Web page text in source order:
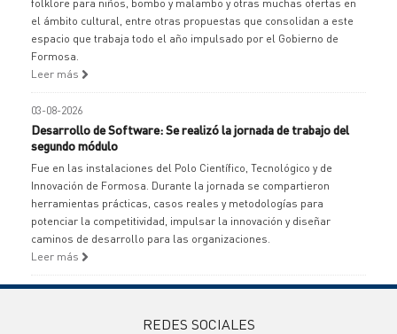
folklore para niños, bombo y malambo y otras muchas ofertas en
el ámbito cultural, entre otras propuestas que consolidan a este
espacio que trabaja todo el año impulsado por el Gobierno de
Formosa.
Leer más
03-08-2026
Desarrollo de Software: Se realizó la jornada de trabajo del
segundo módulo
Fue en las instalaciones del Polo Científico, Tecnológico y de
Innovación de Formosa. Durante la jornada se compartieron
herramientas prácticas, casos reales y metodologías para
potenciar la competitividad, impulsar la innovación y diseñar
caminos de desarrollo para las organizaciones.
Leer más
REDES SOCIALES